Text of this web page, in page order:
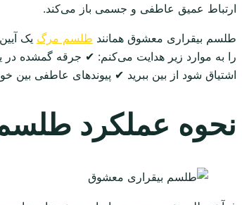
ارتباط عمیق عاطفی و جسمی باز می‌کند.
طلسم بیقراری معشوق همانند طلسم مرگ یک
را به موارد زیر هدایت می‌کنم: ✔ جرقه گمشده
اشتیاق شود از بین ببرید ✔ پیوندهای عاطفی بین
نحوه عملکرد